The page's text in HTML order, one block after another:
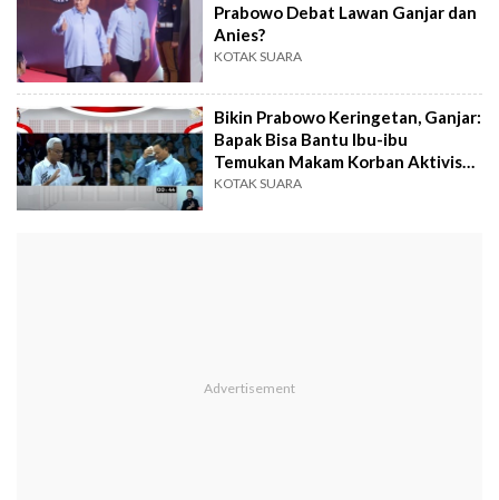
Prabowo Debat Lawan Ganjar dan
Anies?
KOTAK SUARA
Bikin Prabowo Keringetan, Ganjar:
Bapak Bisa Bantu Ibu-ibu
Temukan Makam Korban Aktivis
98?
KOTAK SUARA